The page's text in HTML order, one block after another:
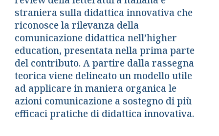
straniera sulla didattica innovativa che
riconosce la rilevanza della
comunicazione didattica nell’higher
education, presentata nella prima parte
del contributo. A partire dalla rassegna
teorica viene delineato un modello utile
ad applicare in maniera organica le
azioni comunicazione a sostegno di più
efficaci pratiche di didattica innovativa.